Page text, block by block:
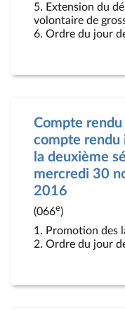
5. Extension du
volontaire de
6. Ordre du jour
Compte rendu
compte rendu
la deuxième
mercredi 30
2016
(066e)
1. Promotion des
2. Ordre du jour